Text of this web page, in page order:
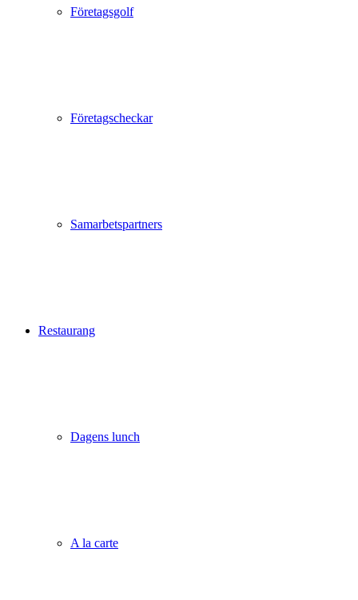
Företagsgolf
Företagscheckar
Samarbetspartners
Restaurang
Dagens lunch
A la carte